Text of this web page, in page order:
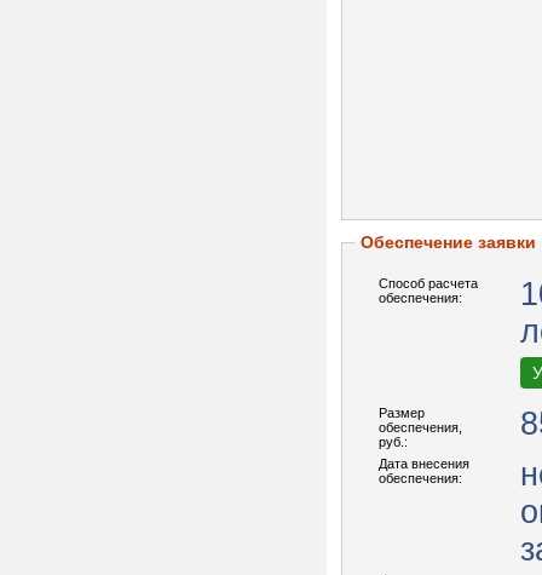
Обеспечение заявки
Способ расчета
обеспечения:
Размер
обеспечения,
руб.:
Дата внесения
обеспечения: